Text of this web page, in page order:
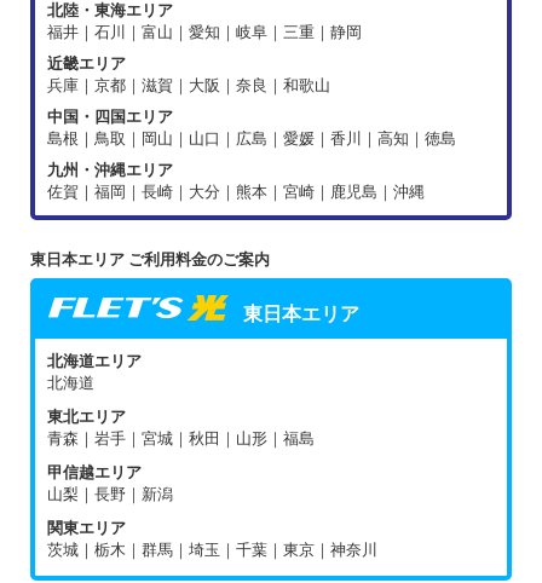
北陸・東海エリア
福井｜石川｜富山｜愛知｜岐阜｜三重｜静岡
近畿エリア
兵庫｜京都｜滋賀｜大阪｜奈良｜和歌山
中国・四国エリア
島根｜鳥取｜岡山｜山口｜広島｜愛媛｜香川｜高知｜徳島
九州・沖縄エリア
佐賀｜福岡｜長崎｜大分｜熊本｜宮崎｜鹿児島｜沖縄
東日本エリア ご利用料金のご案内
東日本エリア
北海道エリア
北海道
東北エリア
青森｜岩手｜宮城｜秋田｜山形｜福島
甲信越エリア
山梨｜長野｜新潟
関東エリア
茨城｜栃木｜群馬｜埼玉｜千葉｜東京｜神奈川